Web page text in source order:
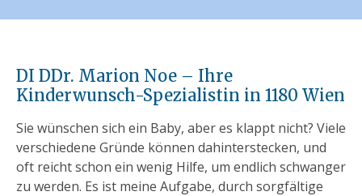
DI DDr. Marion Noe – Ihre
Kinderwunsch-Spezialistin in 1180 Wien
Sie wünschen sich ein Baby, aber es klappt nicht? Viele
verschiedene Gründe können dahinterstecken, und
oft reicht schon ein wenig Hilfe, um endlich schwanger
zu werden. Es ist meine Aufgabe, durch sorgfältige